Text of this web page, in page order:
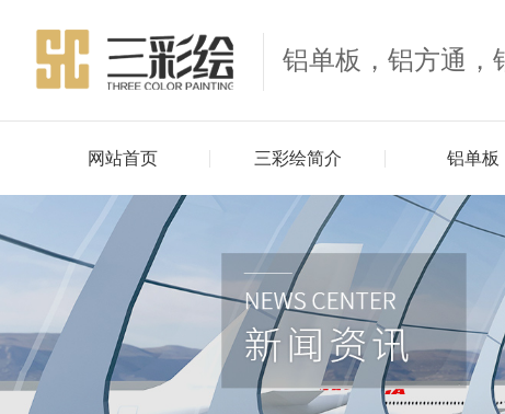
铝单板，铝方通，
网站首页 三彩绘简介 铝单板